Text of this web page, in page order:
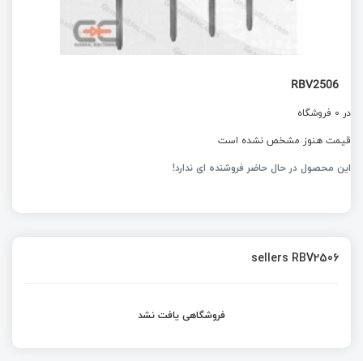
RBV2506
در 0 فروشگاه
قیمت هنوز مشخص نشده است
این محصول در حال حاضر فروشنده ای ندارد!
sellers RBV2506
فروشگاهی یافت نشد